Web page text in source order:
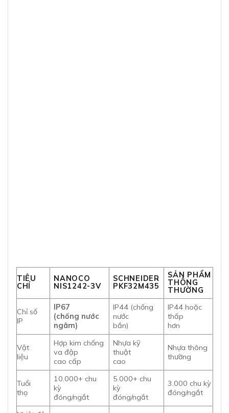
TIÊU
CHÍ
NANOCO
NIS1242-3V
SCHNEIDER
PKF32M435
SẢN PHẨM
THÔNG
THƯỜNG
Chỉ số
IP
IP67
(chống nước
ngâm)
IP44 (chống
nước
bắn)
IP44 hoặc
thấp
hơn
Vật
liệu
Hợp kim chống
va đập
cao cấp
Nhựa kỹ
thuật
cao
Nhựa thông
thường
Tuổi
thọ
10.000+ chu
kỳ
đóng/ngắt
5.000+ chu
kỳ
đóng/ngắt
3.000 chu kỳ
đóng/ngắt